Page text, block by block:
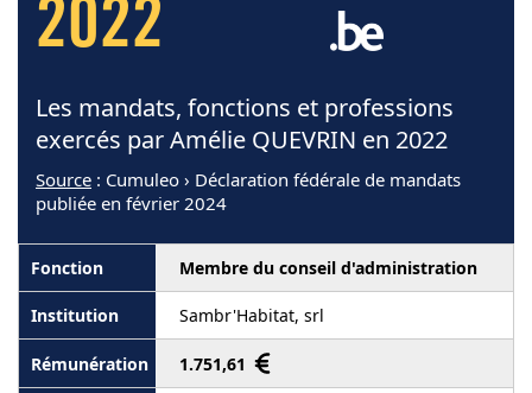
2022
Les mandats, fonctions et professions
exercés par Amélie QUEVRIN en 2022
Source : Cumuleo › Déclaration fédérale de mandats
publiée en février 2024
Membre du conseil d'administration
Sambr'Habitat, srl
1.751,61